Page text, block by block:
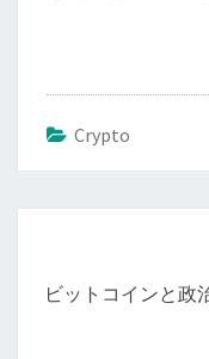
Crypto
ビットコインと政